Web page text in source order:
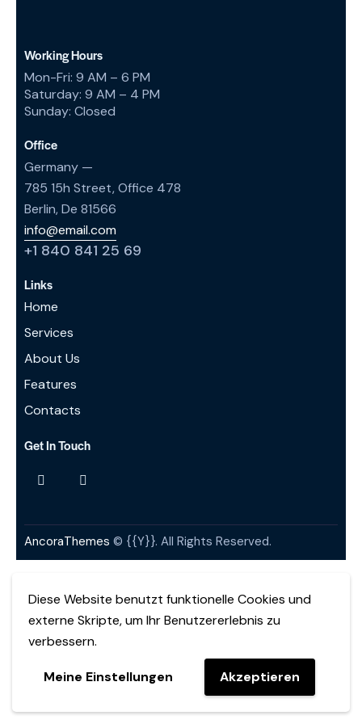
Diese Website benutzt funktionelle Cookies und
externe Skripte, um Ihr Benutzererlebnis zu
verbessern.
Meine Einstellungen Akzeptieren
Working Hours
Mon-Fri: 9 AM – 6 PM
Saturday: 9 AM – 4 PM
Sunday: Closed
Office
Germany —
785 15h Street, Office 478
Berlin, De 81566
info@email.com
+1 840 841 25 69
Links
Home
Services
About Us
Features
Contacts
Get In Touch
AncoraThemes © {{Y}}. All Rights Reserved.